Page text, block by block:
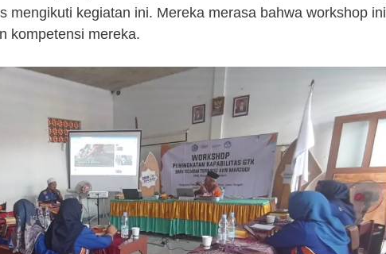
mengikuti kegiatan ini. Mereka merasa bahwa workshop ini
kompetensi mereka.